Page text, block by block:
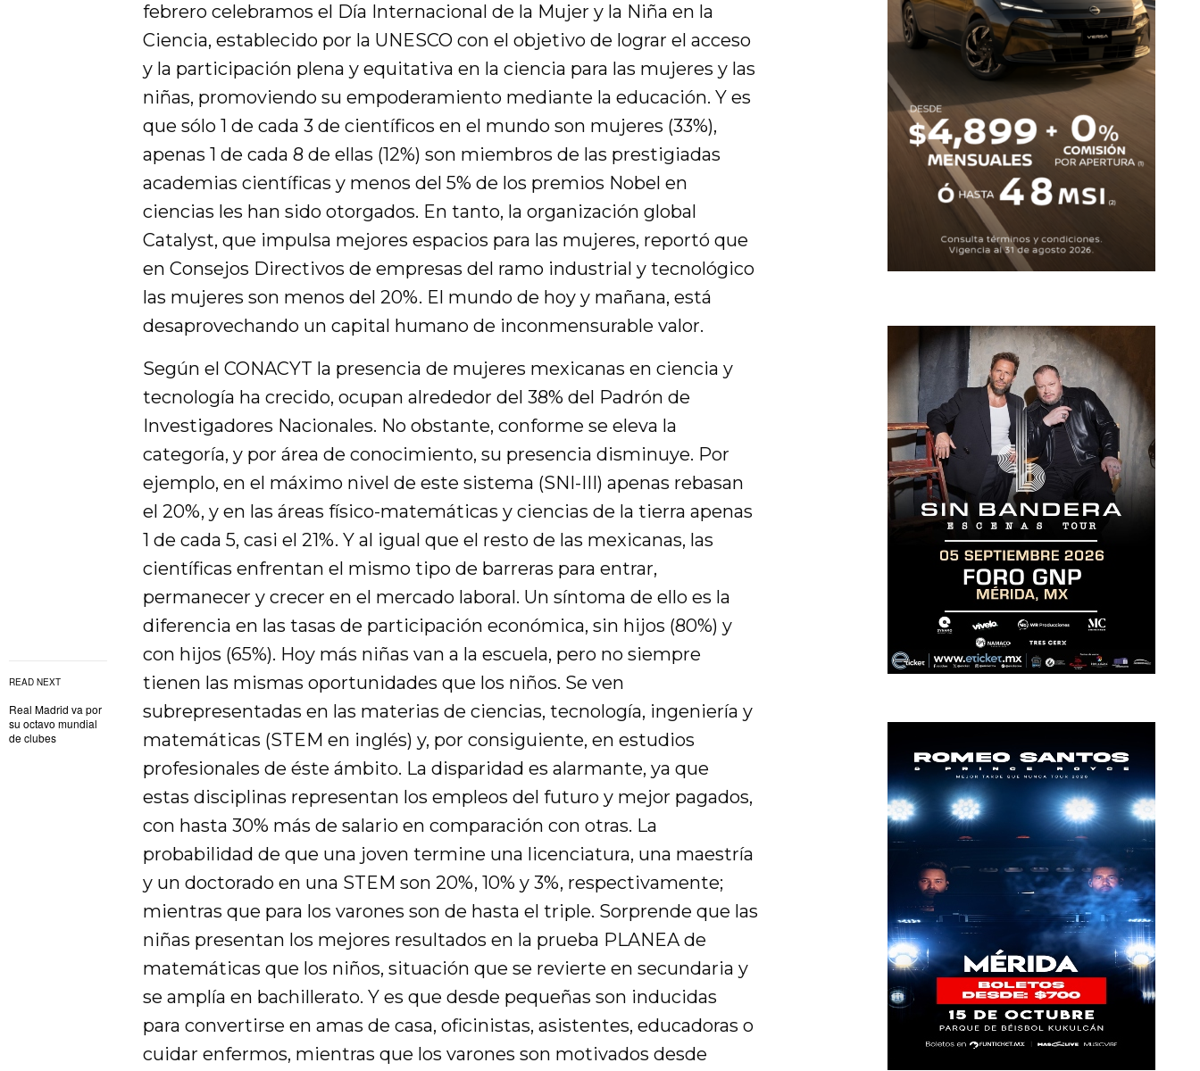
READ NEXT
Real Madrid va por
su octavo mundial
de clubes
febrero celebramos el Día Internacional de la Mujer y la Niña en la
Ciencia, establecido por la UNESCO con el objetivo de lograr el acceso
y la participación plena y equitativa en la ciencia para las mujeres y las
niñas, promoviendo su empoderamiento mediante la educación. Y es
que sólo 1 de cada 3 de científicos en el mundo son mujeres (33%),
apenas 1 de cada 8 de ellas (12%) son miembros de las prestigiadas
academias científicas y menos del 5% de los premios Nobel en
ciencias les han sido otorgados. En tanto, la organización global
Catalyst, que impulsa mejores espacios para las mujeres, reportó que
en Consejos Directivos de empresas del ramo industrial y tecnológico
las mujeres son menos del 20%. El mundo de hoy y mañana, está
desaprovechando un capital humano de inconmensurable valor.
Según el CONACYT la presencia de mujeres mexicanas en ciencia y
tecnología ha crecido, ocupan alrededor del 38% del Padrón de
Investigadores Nacionales. No obstante, conforme se eleva la
categoría, y por área de conocimiento, su presencia disminuye. Por
ejemplo, en el máximo nivel de este sistema (SNI-III) apenas rebasan
el 20%, y en las áreas físico-matemáticas y ciencias de la tierra apenas
1 de cada 5, casi el 21%. Y al igual que el resto de las mexicanas, las
científicas enfrentan el mismo tipo de barreras para entrar,
permanecer y crecer en el mercado laboral. Un síntoma de ello es la
diferencia en las tasas de participación económica, sin hijos (80%) y
con hijos (65%). Hoy más niñas van a la escuela, pero no siempre
tienen las mismas oportunidades que los niños. Se ven
subrepresentadas en las materias de ciencias, tecnología, ingeniería y
matemáticas (STEM en inglés) y, por consiguiente, en estudios
profesionales de éste ámbito. La disparidad es alarmante, ya que
estas disciplinas representan los empleos del futuro y mejor pagados,
con hasta 30% más de salario en comparación con otras. La
probabilidad de que una joven termine una licenciatura, una maestría
y un doctorado en una STEM son 20%, 10% y 3%, respectivamente;
mientras que para los varones son de hasta el triple. Sorprende que las
niñas presentan los mejores resultados en la prueba PLANEA de
matemáticas que los niños, situación que se revierte en secundaria y
se amplía en bachillerato. Y es que desde pequeñas son inducidas
para convertirse en amas de casa, oficinistas, asistentes, educadoras o
cuidar enfermos, mientras que los varones son motivados desde